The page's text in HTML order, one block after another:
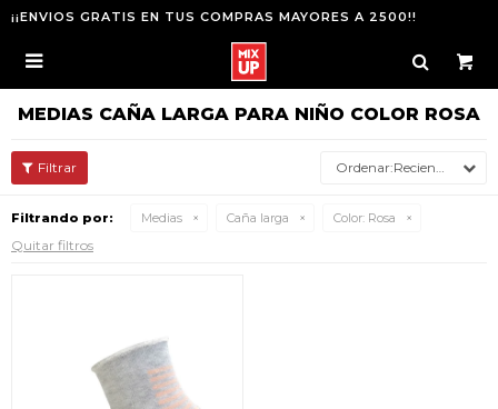
¡¡ENVIOS GRATIS EN TUS COMPRAS MAYORES A 2500!!

MEDIAS CAÑA LARGA PARA NIÑO COLOR ROSA
Recientes
Filtrando por: Medias Caña larga Color: Rosa
Quitar filtros